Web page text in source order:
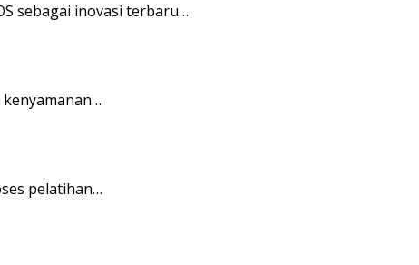
sebagai inovasi terbaru…
pelatihan…